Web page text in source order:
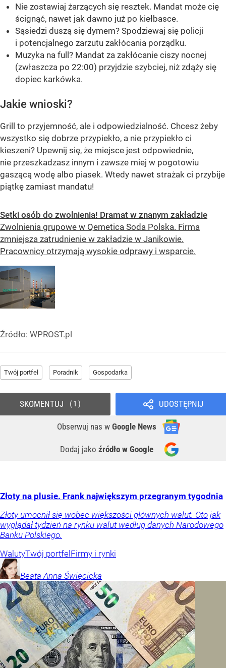
Nie zostawiaj żarzących się resztek. Mandat może cię
ścignąć, nawet jak dawno już po kiełbasce.
Sąsiedzi duszą się dymem? Spodziewaj się policji
i potencjalnego zarzutu zakłócania porządku.
Muzyka na full? Mandat za zakłócanie ciszy nocnej
(zwłaszcza po 22:00) przyjdzie szybciej, niż zdąży się
dopiec karkówka.
Jakie wnioski?
Grill to przyjemność, ale i odpowiedzialność. Chcesz żeby
wszystko się dobrze przypiekło, a nie przypiekło ci
kieszeni? Upewnij się, że miejsce jest odpowiednie,
nie przeszkadzasz innym i zawsze miej w pogotowiu
gaszącą wodę albo piasek. Wtedy nawet strażak ci przybije
piątkę zamiast mandatu!
Setki osób do zwolnienia! Dramat w znanym zakładzie
Zwolnienia grupowe w Qemetica Soda Polska. Firma
zmniejsza zatrudnienie w zakładzie w Janikowie.
Pracownicy otrzymają wysokie odprawy i wsparcie.
Źródło: WPROST.pl
Twój portfel Poradnik Gospodarka
UDOSTĘPNIJ
Obserwuj nas w Google News
Dodaj jako źródło w Google
SKOMENTUJ 1
Złoty na plusie. Frank największym przegranym tygodnia
Złoty umocnił się wobec większości głównych walut. Oto jak
wyglądał tydzień na rynku walut według danych Narodowego
Banku Polskiego.
WalutyTwój portfel Firmy i rynki
Beata Anna Święcicka